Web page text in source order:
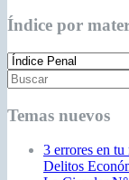
Índice por
Temas nuevos
3 errores en
Delitos